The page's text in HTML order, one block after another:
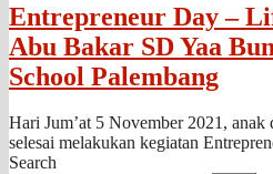
Entrepreneur Day –
Abu Bakar SD Yaa
School Palembang
Hari Jum’at 5 November 2021,
selesai melakukan kegiatan
Search